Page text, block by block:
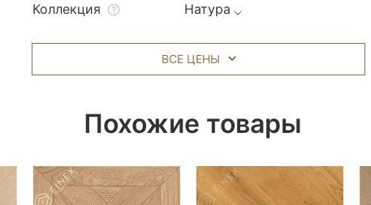
Коллекция
Натура
ВСЕ ЦЕНЫ
Похожие товары